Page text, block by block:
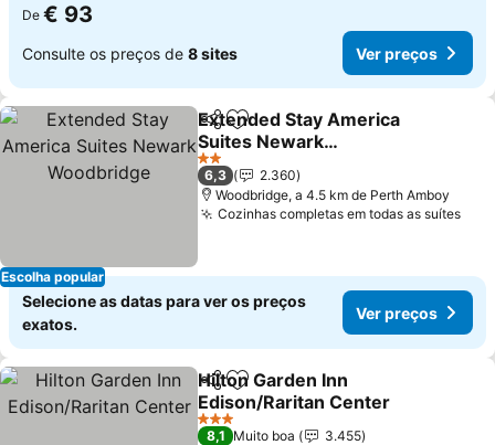
De € 93
Consulte os preços de 8 sites Ver preços
Escolha popular
PartilharAdicionar aos favoritos
Extended Stay America
Suites Newark
Woodbridge
2 Estrelas
6,3
2.360
Woodbridge, a 4.5 km de Perth Amboy
Cozinhas completas em todas as suítes
Selecione as datas para ver os preços
exatos.
Ver preços
PartilharAdicionar aos favoritos
Hilton Garden Inn
Edison/Raritan Center
3 Estrelas
8,1 Muito boa
3.455